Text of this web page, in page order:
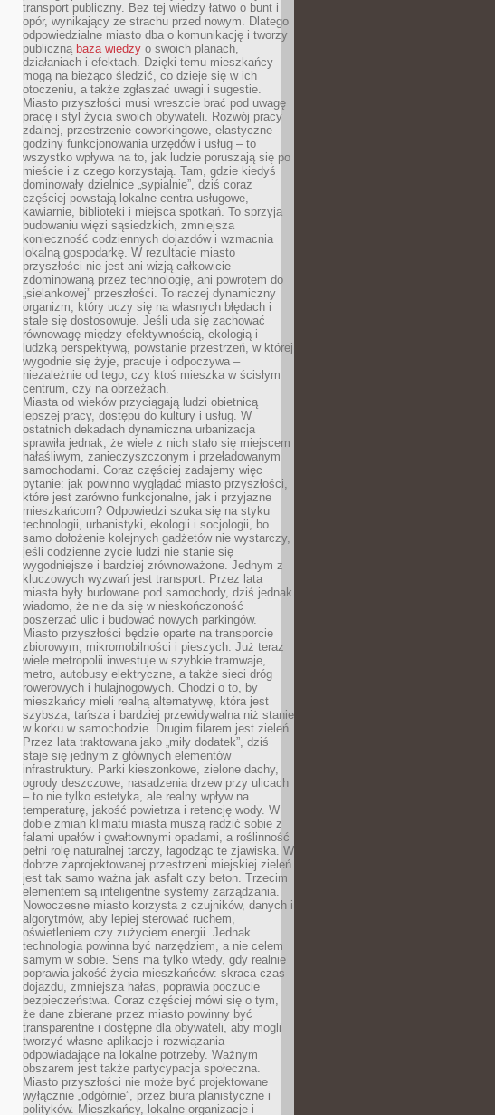
transport publiczny. Bez tej wiedzy łatwo o bunt i
opór, wynikający ze strachu przed nowym. Dlatego
odpowiedzialne miasto dba o komunikację i tworzy
publiczną baza wiedzy o swoich planach,
działaniach i efektach. Dzięki temu mieszkańcy
mogą na bieżąco śledzić, co dzieje się w ich
otoczeniu, a także zgłaszać uwagi i sugestie.
Miasto przyszłości musi wreszcie brać pod uwagę
pracę i styl życia swoich obywateli. Rozwój pracy
zdalnej, przestrzenie coworkingowe, elastyczne
godziny funkcjonowania urzędów i usług – to
wszystko wpływa na to, jak ludzie poruszają się po
mieście i z czego korzystają. Tam, gdzie kiedyś
dominowały dzielnice „sypialnie”, dziś coraz
częściej powstają lokalne centra usługowe,
kawiarnie, biblioteki i miejsca spotkań. To sprzyja
budowaniu więzi sąsiedzkich, zmniejsza
konieczność codziennych dojazdów i wzmacnia
lokalną gospodarkę. W rezultacie miasto
przyszłości nie jest ani wizją całkowicie
zdominowaną przez technologię, ani powrotem do
„sielankowej” przeszłości. To raczej dynamiczny
organizm, który uczy się na własnych błędach i
stale się dostosowuje. Jeśli uda się zachować
równowagę między efektywnością, ekologią i
ludzką perspektywą, powstanie przestrzeń, w której
wygodnie się żyje, pracuje i odpoczywa –
niezależnie od tego, czy ktoś mieszka w ścisłym
centrum, czy na obrzeżach.
Miasta od wieków przyciągają ludzi obietnicą
lepszej pracy, dostępu do kultury i usług. W
ostatnich dekadach dynamiczna urbanizacja
sprawiła jednak, że wiele z nich stało się miejscem
hałaśliwym, zanieczyszczonym i przeładowanym
samochodami. Coraz częściej zadajemy więc
pytanie: jak powinno wyglądać miasto przyszłości,
które jest zarówno funkcjonalne, jak i przyjazne
mieszkańcom? Odpowiedzi szuka się na styku
technologii, urbanistyki, ekologii i socjologii, bo
samo dołożenie kolejnych gadżetów nie wystarczy,
jeśli codzienne życie ludzi nie stanie się
wygodniejsze i bardziej zrównoważone. Jednym z
kluczowych wyzwań jest transport. Przez lata
miasta były budowane pod samochody, dziś jednak
wiadomo, że nie da się w nieskończoność
poszerzać ulic i budować nowych parkingów.
Miasto przyszłości będzie oparte na transporcie
zbiorowym, mikromobilności i pieszych. Już teraz
wiele metropolii inwestuje w szybkie tramwaje,
metro, autobusy elektryczne, a także sieci dróg
rowerowych i hulajnogowych. Chodzi o to, by
mieszkańcy mieli realną alternatywę, która jest
szybsza, tańsza i bardziej przewidywalna niż stanie
w korku w samochodzie. Drugim filarem jest zieleń.
Przez lata traktowana jako „miły dodatek”, dziś
staje się jednym z głównych elementów
infrastruktury. Parki kieszonkowe, zielone dachy,
ogrody deszczowe, nasadzenia drzew przy ulicach
– to nie tylko estetyka, ale realny wpływ na
temperaturę, jakość powietrza i retencję wody. W
dobie zmian klimatu miasta muszą radzić sobie z
falami upałów i gwałtownymi opadami, a roślinność
pełni rolę naturalnej tarczy, łagodząc te zjawiska. W
dobrze zaprojektowanej przestrzeni miejskiej zieleń
jest tak samo ważna jak asfalt czy beton. Trzecim
elementem są inteligentne systemy zarządzania.
Nowoczesne miasto korzysta z czujników, danych i
algorytmów, aby lepiej sterować ruchem,
oświetleniem czy zużyciem energii. Jednak
technologia powinna być narzędziem, a nie celem
samym w sobie. Sens ma tylko wtedy, gdy realnie
poprawia jakość życia mieszkańców: skraca czas
dojazdu, zmniejsza hałas, poprawia poczucie
bezpieczeństwa. Coraz częściej mówi się o tym,
że dane zbierane przez miasto powinny być
transparentne i dostępne dla obywateli, aby mogli
tworzyć własne aplikacje i rozwiązania
odpowiadające na lokalne potrzeby. Ważnym
obszarem jest także partycypacja społeczna.
Miasto przyszłości nie może być projektowane
wyłącznie „odgórnie”, przez biura planistyczne i
polityków. Mieszkańcy, lokalne organizacje i